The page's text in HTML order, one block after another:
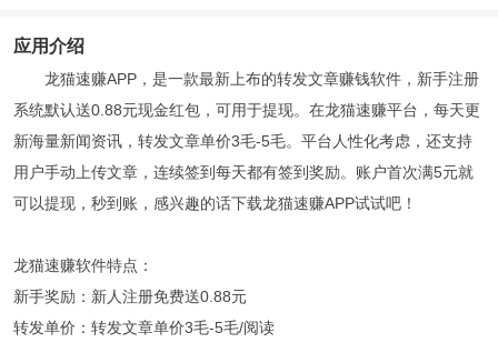
应用介绍
龙猫速赚APP，是一款最新上布的转发文章赚钱软件，新手注册
系统默认送0.88元现金红包，可用于提现。在龙猫速赚平台，每天更
新海量新闻资讯，转发文章单价3毛-5毛。平台人性化考虑，还支持
用户手动上传文章，连续签到每天都有签到奖励。账户首次满5元就
可以提现，秒到账，感兴趣的话下载龙猫速赚APP试试吧！
龙猫速赚软件特点：
新手奖励：新人注册免费送0.88元
转发单价：转发文章单价3毛-5毛/阅读